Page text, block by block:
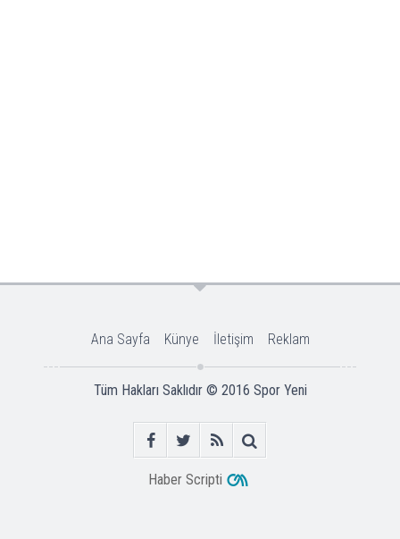
Ana Sayfa Künye İletişim Reklam
Tüm Hakları Saklıdır © 2016 Spor Yeni
Haber Scripti